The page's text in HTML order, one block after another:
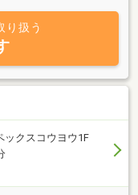
り扱う
クスコウヨウ1F